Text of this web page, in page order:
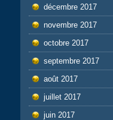
décembre 2017
novembre 2017
octobre 2017
septembre 2017
août 2017
juillet 2017
juin 2017